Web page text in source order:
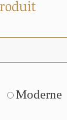
Moderne